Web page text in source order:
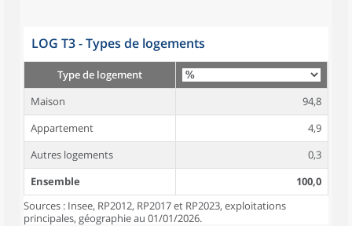
LOG T3 - Types de logements
Type de logement
Maison
94,8
Appartement
4,9
Autres logements
0,3
Ensemble
100,0
Sources : Insee, RP2012, RP2017 et RP2023, exploitations
principales, géographie au 01/01/2026.